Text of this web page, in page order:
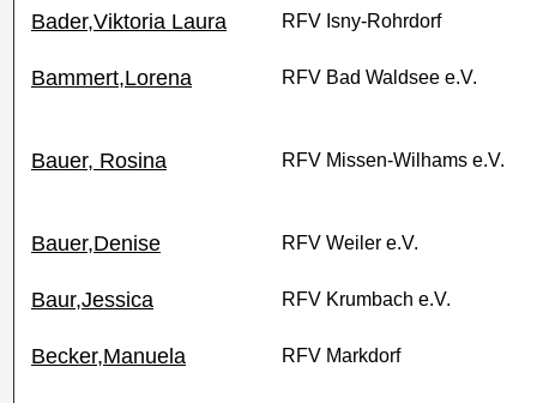
Bader,Viktoria Laura RFV Isny-Rohrdorf
Bammert,Lorena RFV Bad Waldsee e.V.
Bauer, Rosina RFV Missen-Wilhams e.V.
Bauer,Denise RFV Weiler e.V.
Baur,Jessica RFV Krumbach e.V.
Becker,Manuela RFV Markdorf